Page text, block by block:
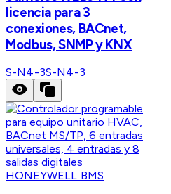
licencia para 3
conexiones, BACnet,
Modbus, SNMP y KNX
S-N4-3S-N4-3
HONEYWELL BMS